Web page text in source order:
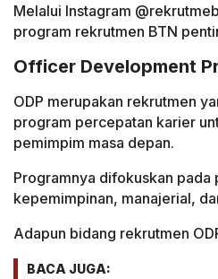
Melalui Instagram
program rekrutmen BTN
Officer Development
ODP merupakan rekrutmen
program percepatan karier
pemimpim masa depan.
Programnya difokuskan pada
kepemimpinan, manajerial,
Adapun bidang rekrutmen
BACA JUGA: